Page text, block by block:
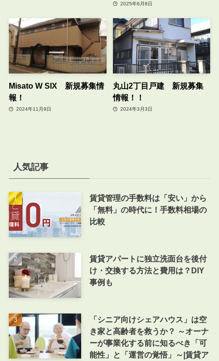
2025年6月8日
Misato W SIX 新規募集情
報！
2024年11月9日
丸山2丁目戸建 新規募集
情報！！
2024年3月3日
人気記事
賃貸管理の手数料は「安い」から
「無料」の時代に！手数料相場の
比較
賃貸アパートに独立洗面台を後付
け・交換する方法と費用は？DIY
事例も
「シニア向けシェアハウス」は空
き家と高齢者を救うか？ ～オーナ
ーが事業化する前に知るべき「可
能性」と「運営の覚悟」～|賃貸ア